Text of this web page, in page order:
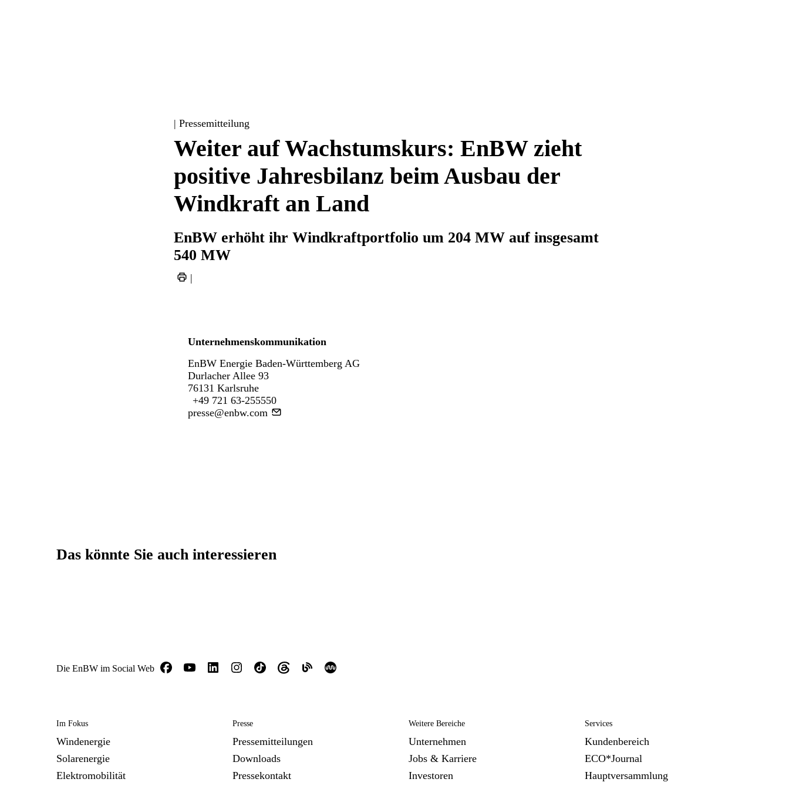
| Pressemitteilung
Weiter auf Wachstumskurs: EnBW zieht
positive Jahresbilanz beim Ausbau der
Windkraft an Land
EnBW erhöht ihr Windkraftportfolio um 204 MW auf insgesamt
540 MW
|
Unternehmenskommunikation
EnBW Energie Baden-Württemberg AG
Durlacher Allee 93
76131 Karlsruhe
+49 721 63-255550
presse@enbw.com
Das könnte Sie auch interessieren
Die EnBW im Social Web
Im Fokus
Windenergie
Solarenergie
Elektromobilität
Presse
Pressemitteilungen
Downloads
Pressekontakt
Weitere Bereiche
Unternehmen
Jobs & Karriere
Investoren
Services
Kundenbereich
ECO*Journal
Hauptversammlung